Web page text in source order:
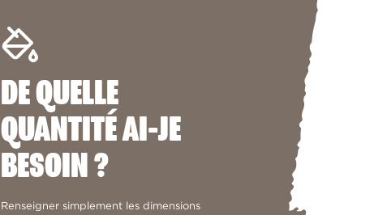
DE QUELLE
QUANTITÉ AI-JE
BESOIN ?
Renseigner simplement les dimensions